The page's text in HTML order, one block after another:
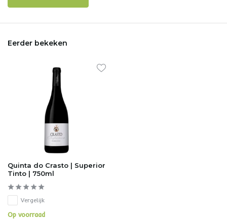
Eerder bekeken
Quinta do Crasto | Superior
Tinto | 750ml
Vergelijk
Op voorraad